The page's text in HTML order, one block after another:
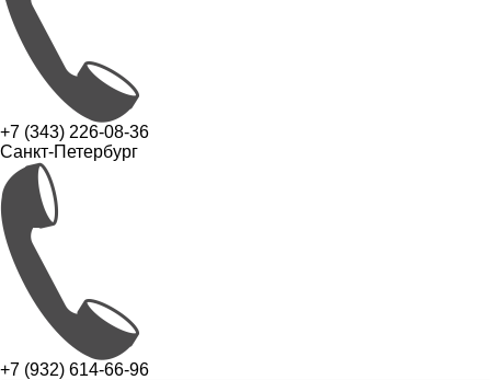
+7 (343) 226-08-36
Санкт-Петербург
+7 (932) 614-66-96